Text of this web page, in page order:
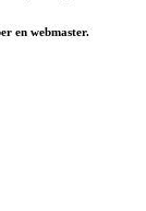
en webmaster.